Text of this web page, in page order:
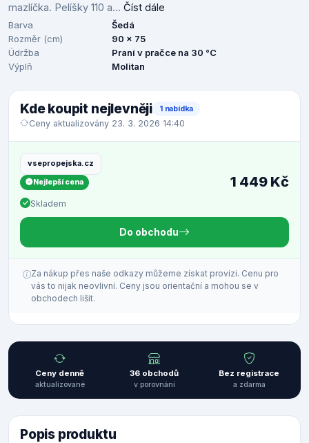
mazlíčka. Pelíšky 110 a... Číst dále
Barva
Šedá
Rozměr (cm)
90 x 75
Údržba
Praní v pračce na 30 °C
Výplň
Molitan
Kde koupit nejlevněji 1 nabídka
Ceny aktualizovány 23. 3. 2026 14:40
vsepropejska.cz
Nejlepší cena
Skladem
1 449 Kč
Do obchodu
Za nákup přes naše odkazy můžeme získat provizi. Cenu pro
vás to nijak neovlivní. Ceny jsou orientační a mohou se v
obchodech lišit.
Ceny denně
aktualizované
36 obchodů
v porovnání
Bez registrace
a zdarma
Popis produktu